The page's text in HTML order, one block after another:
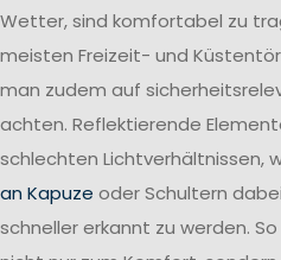
Wetter, sind komfortabel zu
meisten Freizeit- und
man zudem auf
achten. Reflektierende
schlechten Lichtverhältnissen,
an Kapuze oder Schultern
schneller erkannt zu werden.